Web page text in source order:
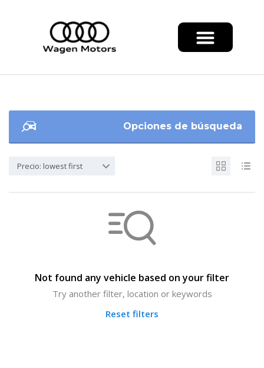
Opciones de búsqueda
Precio: lowest first
Not found any vehicle based on your filter
Try another filter, location or keywords
Reset filters